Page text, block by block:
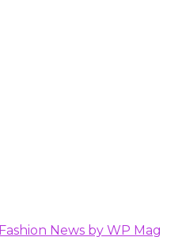
Fashion News by WP Mag